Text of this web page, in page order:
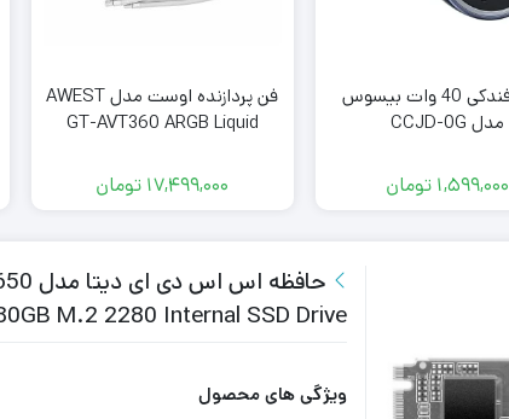
شارژر فندکی 40 وات بیسوس
مدل CCJD-0G
1,599,000 تومان
فن پردازنده اوست مدل AWEST
GT-AVT360 ARGB Liquid
17,499,000 تومان
M.2 2280 Internal SSD Drive
ویژگی های محصول